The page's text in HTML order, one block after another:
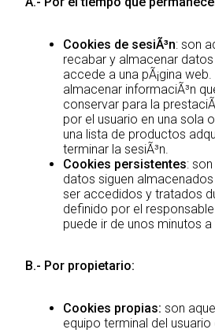
Cookies de sesiÃ³n: son
recabar y almacenar
accede a una pÃ¡gina
almacenar informaciÃ³n
conservar para la
por el usuario en una sola
una lista de productos
terminar la sesiÃ³n.
Cookies persistentes:
datos siguen
ser accedidos y tratados
definido por el
puede ir de unos minutos a
B.- Por propietario:
Cookies propias: son
equipo terminal del